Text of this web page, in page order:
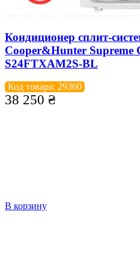
Кондиционер сплит-
Cooper&Hunter Supreme
S24FTXAM2S-BL
Код товара: 29360
38 250 ₴
В корзину